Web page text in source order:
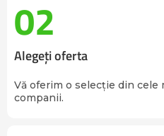
02
Alegeți oferta
Vă oferim o selecție din cele
companii.